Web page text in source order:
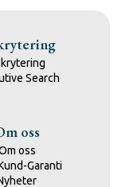
Search
oss
oss
Garanti